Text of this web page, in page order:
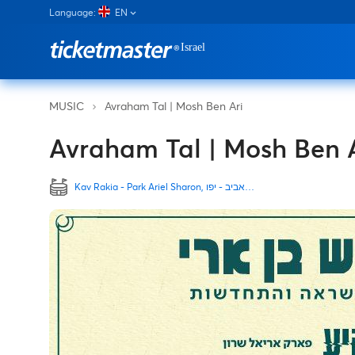
Language: EN
MUSIC Avraham Tal | Mosh Ben Ari
Avraham Tal | Mosh Ben
Kav Rakia - Park Ariel Sharon, תל אביב - יפו